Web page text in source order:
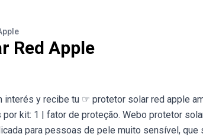
Red Apple
interés y recibe tu ☞ protetor solar red apple
por kit: 1 | fator de proteção. Webo protetor
para pessoas de pele muito sensível,